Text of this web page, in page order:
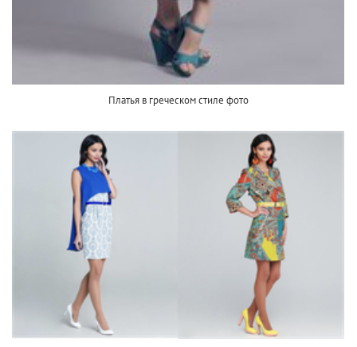
Платья в греческом стиле фото